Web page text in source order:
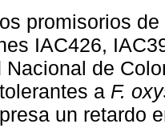
promisorios
IAC426,
Nacional de
a F.
un retardo